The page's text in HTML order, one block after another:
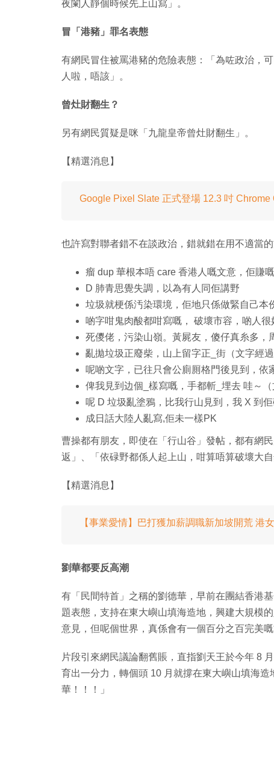
夜闌人靜個時候先上山寫」。
冒「港豬」罪名表態
有網民冒住被罵港豬的危險表態：「為咗政治，
人啦，唔該」。
曾灶財翻生？
另有網民質疑是咪「九龍皇帝曾灶財翻生」。
【精選消息】
Google Pixel Slate 正式登場 12.3 吋 Chrome
也許寫對聯者錯不在談政治，錯就錯在用不適當
瘤 dup 華根本唔 care 香港人嘅文意，佢賺
D 肺青思覺失調，以為有人同佢講野
垃圾就梗係汚染環境，佢地只係做緊自己本
啲字咁鬼肉酸都咁寫嘅， 破壞市容，啲人很
死儍佬，污染山嶺。黃屍友，傻仔真糸多，
亂拋垃圾正廢柴，山上留字正_街（文字經過
呢啲文字，已往只會公廁厠格門後見到，依
俾我見到边個_樣寫嘅，手都斬_埋去 哇～（
呢 D 垃圾亂塗鴉，比我行山見到，我 X 到
成日話大陸人亂寫,佢未一樣PK
曹操都有朋友，即使在「行山谷」發帖，都有網
返」、「依碌野都係人起上山，咁算唔算破壞大自
【精選消息】
【事業愛情】巴打獲加薪調職新加坡開荒 港
劉華都要反高潮
有「民間特首」之稱的劉德華，早前在團結香港
題表態，支持在東大嶼山填海造地，興建大規模
意見，但呢個世界，真係會有一個百分之百完美
片段引來網民議論翻舊賬，直指劉天王於今年 8
育出一分力，轉個頭 10 月就撐在東大嶼山填海
華！！！」